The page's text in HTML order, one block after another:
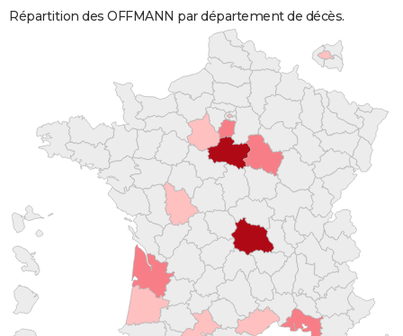
Répartition des OFFMANN par département de décès.